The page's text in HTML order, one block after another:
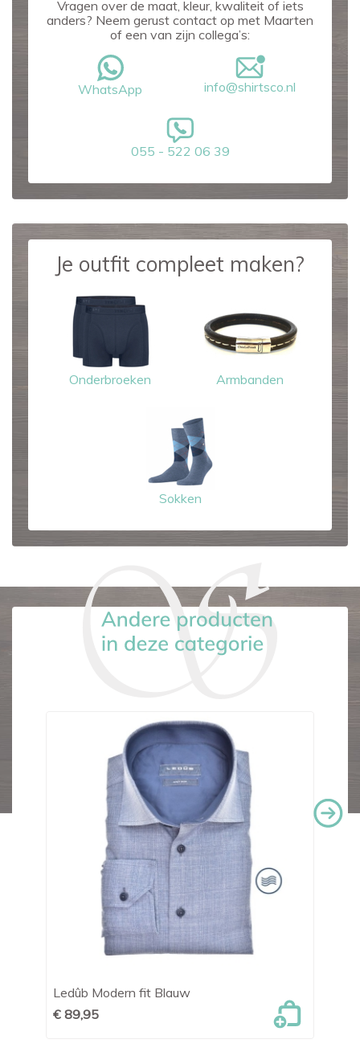
Vragen over de maat, kleur, kwaliteit of iets
anders? Neem gerust contact op met Maarten
of een van zijn collega’s:
WhatsApp info@shirtsco.nl
055 - 522 06 39
Je outfit compleet maken?
Onderbroeken Armbanden
Sokken
Ledûb Modern fit Blauw
€ 89,95